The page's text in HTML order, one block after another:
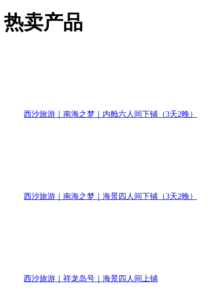
热卖产品
西沙旅游｜南海之梦｜内舱六人间下铺（3天2晚）
西沙旅游｜南海之梦｜海景四人间下铺（3天2晚）
西沙旅游｜祥龙岛号｜海景四人间上铺